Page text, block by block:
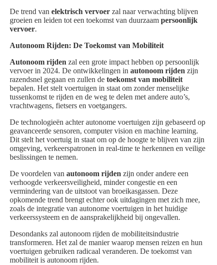
De trend van elektrisch vervoer zal naar verwachting blijven
groeien en leiden tot een toekomst van duurzaam persoonlijk
vervoer.
Autonoom Rijden: De Toekomst van Mobiliteit
Autonoom rijden zal een grote impact hebben op persoonlijk
vervoer in 2024. De ontwikkelingen in autonoom rijden zijn
razendsnel gegaan en zullen de toekomst van mobiliteit
bepalen. Het stelt voertuigen in staat om zonder menselijke
tussenkomst te rijden en de weg te delen met andere auto’s,
vrachtwagens, fietsers en voetgangers.
De technologieën achter autonome voertuigen zijn gebaseerd op
geavanceerde sensoren, computer vision en machine learning.
Dit stelt het voertuig in staat om op de hoogte te blijven van zijn
omgeving, verkeerspatronen in real-time te herkennen en veilige
beslissingen te nemen.
De voordelen van autonoom rijden zijn onder andere een
verhoogde verkeersveiligheid, minder congestie en een
vermindering van de uitstoot van broeikasgassen. Deze
opkomende trend brengt echter ook uitdagingen met zich mee,
zoals de integratie van autonome voertuigen in het huidige
verkeerssysteem en de aansprakelijkheid bij ongevallen.
Desondanks zal autonoom rijden de mobiliteitsindustrie
transformeren. Het zal de manier waarop mensen reizen en hun
voertuigen gebruiken radicaal veranderen. De toekomst van
mobiliteit is autonoom rijden.